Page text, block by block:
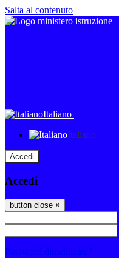
Salta al contenuto
Italiano
Italiano
Accedi
Accedi
button close ×
Password dimenticata?